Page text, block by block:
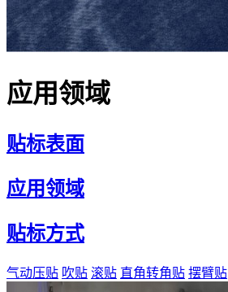
应用领域
贴标表面
应用领域
贴标方式
气动压贴 吹贴 滚贴 直角转角贴 摆臂贴